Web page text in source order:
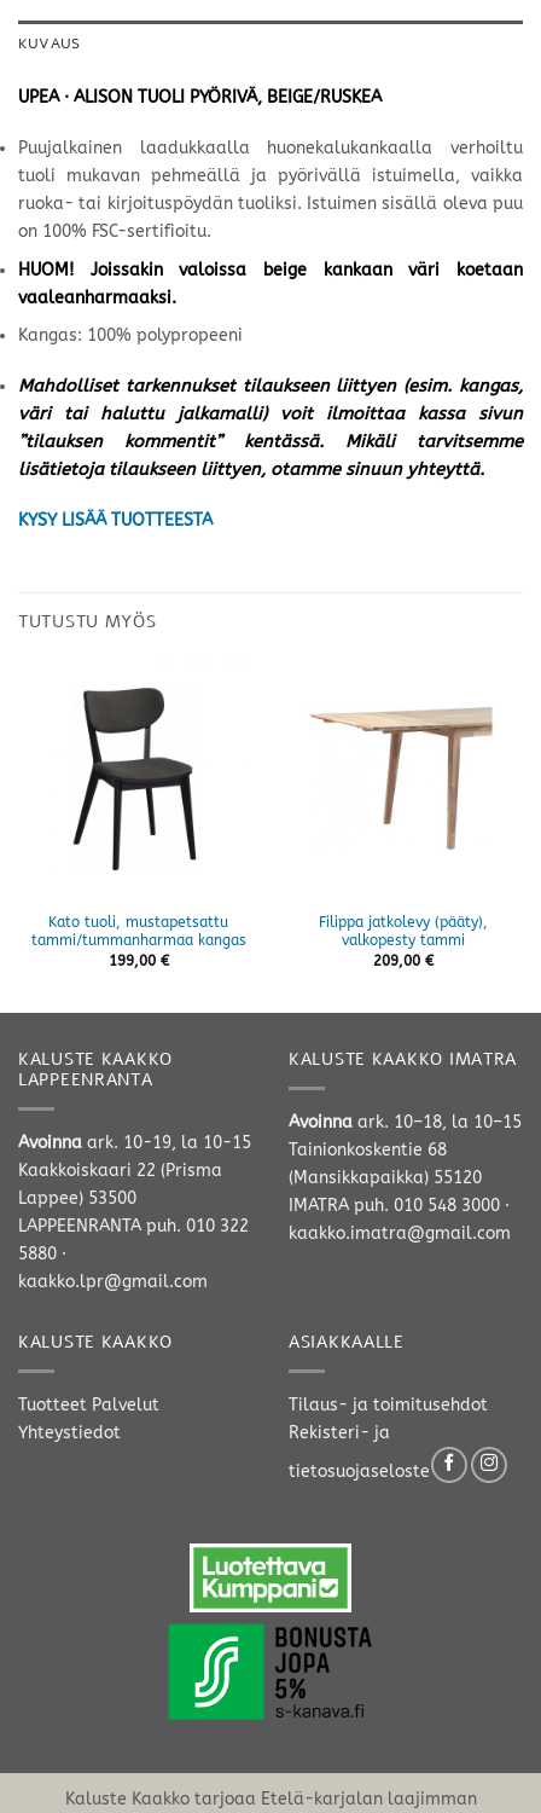
KUVAUS
UPEA · ALISON TUOLI PYÖRIVÄ, BEIGE/RUSKEA
Puujalkainen laadukkaalla huonekalukankaalla verhoiltu
tuoli mukavan pehmeällä ja pyörivällä istuimella, vaikka
ruoka- tai kirjoituspöydän tuoliksi. Istuimen sisällä oleva puu
on 100% FSC-sertifioitu.
HUOM! Joissakin valoissa beige kankaan väri koetaan
vaaleanharmaaksi.
Kangas: 100% polypropeeni
Mahdolliset tarkennukset tilaukseen liittyen (esim. kangas,
väri tai haluttu jalkamalli) voit ilmoittaa kassa sivun
”tilauksen kommentit” kentässä. Mikäli tarvitsemme
lisätietoja tilaukseen liittyen, otamme sinuun yhteyttä.
KYSY LISÄÄ TUOTTEESTA
TUTUSTU MYÖS
Kato tuoli, mustapetsattu
tammi/tummanharmaa kangas
199,00 €
Filippa jatkolevy (pääty),
valkopesty tammi
209,00 €
KALUSTE KAAKKO
LAPPEENRANTA
Avoinna ark. 10-19, la 10-15
Kaakkoiskaari 22 (Prisma
Lappee) 53500
LAPPEENRANTA puh. 010 322
5880 ·
kaakko.lpr@gmail.com
KALUSTE KAAKKO IMATRA
Avoinna ark. 10–18, la 10–15
Tainionkoskentie 68
(Mansikkapaikka) 55120
IMATRA puh. 010 548 3000 ·
kaakko.imatra@gmail.com
KALUSTE KAAKKO
Tuotteet Palvelut
Yhteystiedot
ASIAKKAALLE
Tilaus- ja toimitusehdot
Rekisteri- ja
tietosuojaseloste
Kaluste Kaakko tarjoaa Etelä-karjalan laajimman